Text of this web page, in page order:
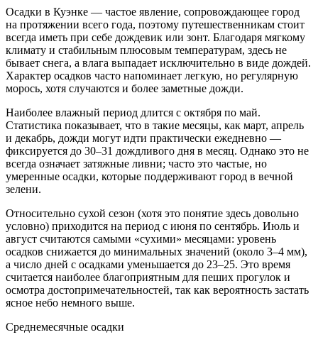
Осадки в Куэнке — частое явление, сопровождающее город
на протяжении всего года, поэтому путешественникам стоит
всегда иметь при себе дождевик или зонт. Благодаря мягкому
климату и стабильным плюсовым температурам, здесь не
бывает снега, а влага выпадает исключительно в виде дождей.
Характер осадков часто напоминает легкую, но регулярную
морось, хотя случаются и более заметные дожди.
Наиболее влажный период длится с октября по май.
Статистика показывает, что в такие месяцы, как март, апрель
и декабрь, дожди могут идти практически ежедневно —
фиксируется до 30–31 дождливого дня в месяц. Однако это не
всегда означает затяжные ливни; часто это частые, но
умеренные осадки, которые поддерживают город в вечной
зелени.
Относительно сухой сезон (хотя это понятие здесь довольно
условно) приходится на период с июня по сентябрь. Июль и
август считаются самыми «сухими» месяцами: уровень
осадков снижается до минимальных значений (около 3–4 мм),
а число дней с осадками уменьшается до 23–25. Это время
считается наиболее благоприятным для пеших прогулок и
осмотра достопримечательностей, так как вероятность застать
ясное небо немного выше.
Среднемесячные осадки